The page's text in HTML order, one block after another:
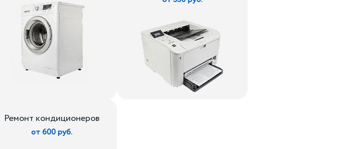
Ремонт кондиционеров
от 600 руб.